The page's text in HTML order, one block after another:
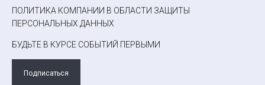
ПОЛИТИКА КОМПАНИИ В ОБЛАСТИ ЗАЩИТЫ
ПЕРСОНАЛЬНЫХ ДАННЫХ
БУДЬТЕ В КУРСЕ СОБЫТИЙ ПЕРВЫМИ
Подписаться